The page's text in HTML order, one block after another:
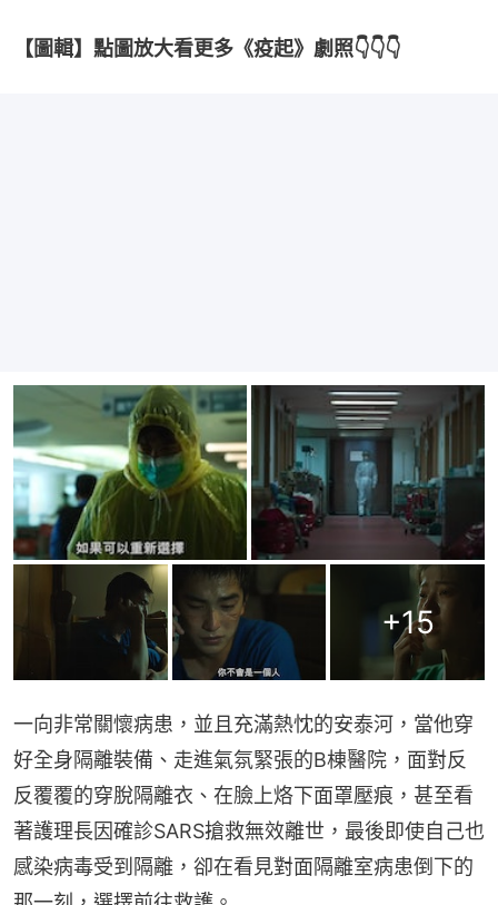
【圖輯】點圖放大看更多《疫起》劇照👇👇👇
+15
一向非常關懷病患，並且充滿熱忱的安泰河，當他穿
好全身隔離裝備、走進氣氛緊張的B棟醫院，面對反
反覆覆的穿脫隔離衣、在臉上烙下面罩壓痕，甚至看
著護理長因確診SARS搶救無效離世，最後即使自己也
感染病毒受到隔離，卻在看見對面隔離室病患倒下的